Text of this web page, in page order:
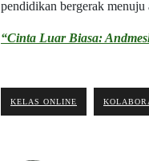
pendidikan bergerak
“Cinta Luar Biasa:
KELAS ONLINE